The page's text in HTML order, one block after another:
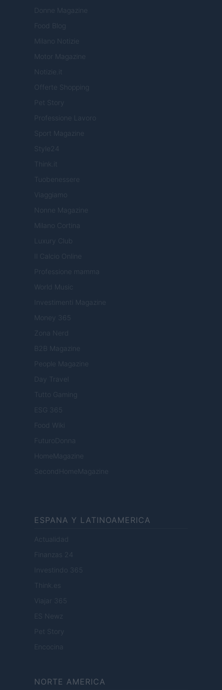
Donne Magazine
Food Blog
Milano Notizie
Motor Magazine
Notizie.it
Offerte Shopping
Pet Story
Professione Lavoro
Sport Magazine
Style24
Think.it
Tuobenessere
Viaggiamo
Nonne Magazine
Milano Cortina
Luxury Club
Il Calcio Online
Professione mamma
World Music
Investimenti Magazine
Money 365
Zona Nerd
B2B Magazine
People Magazine
Day Travel
Tutto Gaming
ESG 365
Food Wiki
FuturoDonna
HomeMagazine
SecondHomeMagazine
ESPANA Y LATINOAMERICA
Actualidad
Finanzas 24
Investindo 365
Think.es
Viajar 365
ES Newz
Pet Story
Encocina
NORTE AMERICA